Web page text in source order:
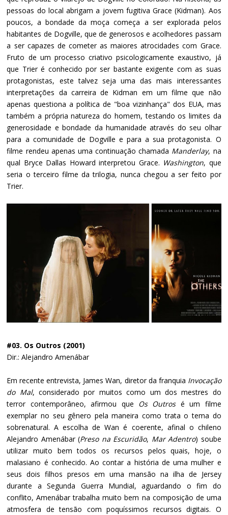
pessoas do local abrigam a jovem fugitiva Grace (Kidman). Aos
poucos, a bondade da moça começa a ser explorada pelos
habitantes de Dogville, que de generosos e acolhedores passam
a ser capazes de cometer as maiores atrocidades com Grace.
Fruto de um processo criativo psicologicamente exaustivo, já
que Trier é conhecido por ser bastante exigente com as suas
protagonistas, este talvez seja uma das mais interessantes
interpretações da carreira de Kidman em um filme que não
apenas questiona a política de "boa vizinhança" dos EUA, mas
também a própria natureza do homem, testando os limites da
generosidade e bondade da humanidade através do seu olhar
para a comunidade de Dogville e para a sua protagonista. O
filme rendeu apenas uma continuação chamada Manderlay, na
qual Bryce Dallas Howard interpretou Grace. Washington, que
seria o terceiro filme da trilogia, nunca chegou a ser feito por
Trier.
#03. Os Outros (2001)
Dir.: Alejandro Amenábar
Em recente entrevista, James Wan, diretor da franquia Invocação
do Mal, considerado por muitos como um dos mestres do
terror contemporâneo, afirmou que Os Outros é um filme
exemplar no seu gênero pela maneira como trata o tema do
sobrenatural. A escolha de Wan é coerente, afinal o chileno
Alejandro Amenábar (Preso na Escuridão, Mar Adentro) soube
utilizar muito bem todos os recursos pelos quais, hoje, o
malasiano é conhecido. Ao contar a história de uma mulher e
seus dois filhos presos em uma mansão na ilha de Jersey
durante a Segunda Guerra Mundial, aguardando o fim do
conflito, Amenábar trabalha muito bem na composição de uma
atmosfera de tensão com poquíssimos recursos digitais. O